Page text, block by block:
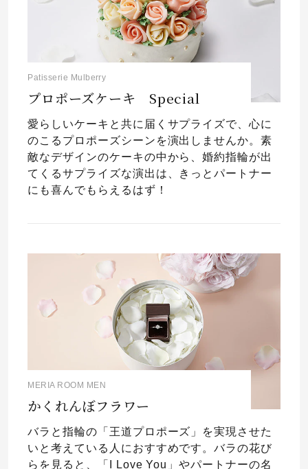
Patisserie Mulberry
プロポーズケーキ Special
愛らしいケーキと共に届くサプライズで、心に
のこるプロポーズシーンを演出しませんか。素
敵なデザインのケーキの中から、婚約指輪が出
てくるサプライズな演出は、きっとパートナー
にも喜んでもらえるはず！
MERIA ROOM MEN
かくれんぼフラワー
バラと指輪の「王道プロポーズ」を実現させた
いと考えている人におすすめです。バラの花び
らを見ると、「I Love You」やパートナーの名